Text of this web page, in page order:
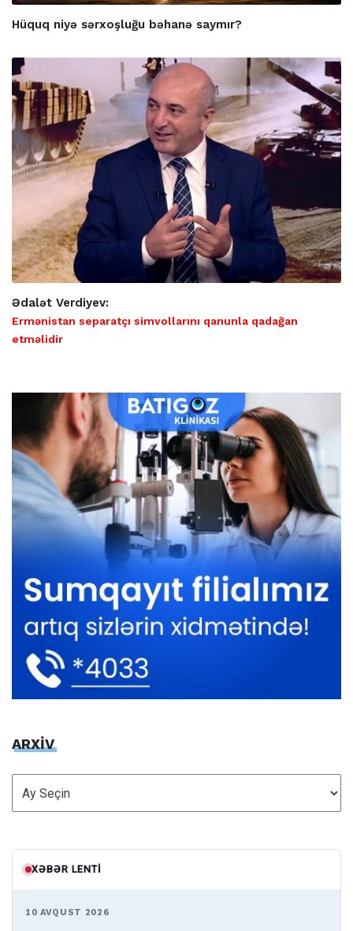
Hüquq niyə sərxoşluğu bəhanə saymır?
Ədalət Verdiyev:
Ermənistan separatçı simvollarını qanunla qadağan
etməlidir
ARXİV
ARXİV
XƏBƏR LENTI
10 AVQUST 2026